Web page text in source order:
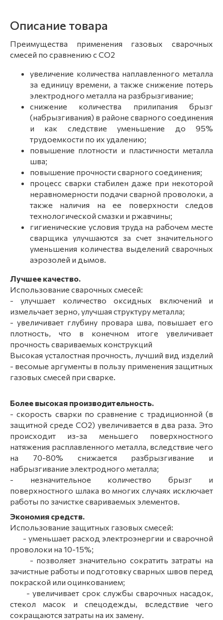
Описание товара
Преимущества применения газовых сварочных
смесей по сравнению с CO2
увеличение количества наплавленного металла
за единицу времени, а также снижение потерь
электродного металла на разбрызгивание;
снижение количества прилипания брызг
(набрызгивания) в районе сварного соединения
и как следствие уменьшение до 95%
трудоемкости по их удалению;
повышение плотности и пластичности металла
шва;
повышение прочности сварного соединения;
процесс сварки стабилен даже при некоторой
неравномерности подачи сварной проволоки, а
также наличия на ее пoверхности следов
технологической смазки и ржавчины;
гигиенические условия труда на рабочем месте
сварщика улучшаются за счет значительного
уменьшения количества выделений сварочных
аэрозолей и дымов.
Лучшее качество.
Использование сварочных смесей:
- улучшает количество оксидных включений и
измельчает зерно, улучшая структуру металла;
- увеличивает глубину провара шва, повышает его
плотность, что в конечном итоге увеличивает
прочность свариваемых конструкций
Высокая усталостная прочность, лучший вид изделий
- весомые аргументы в пользу применения защитных
газовых смесей при сварке.
Более высокая производительность.
- скорость сварки по сравнение с традиционной (в
защитной среде СО2) увеличивается в два раза. Это
происходит из-за меньшего поверхностного
натяжения расплавленного металла, вследствие чего
на 70-80% снижается разбрызгивание и
набрызгивание электродного металла;
- незначительное количество брызг и
поверхностного шлака во многих случаях исключает
работы по зачистке свариваемых элементов.
Экономия средств.
Использование защитных газовых смесей:
- уменьшает расход электроэнергии и сварочной
проволоки на 10-15%;
- позволяет значительно сократить затраты на
зачистные работы и подготовку сварных швов перед
покраской или оцинкованием;
- увеличивает срок службы сварочных насадок,
стекол масок и спецодежды, вследствие чего
сокращаются затраты на их замену.